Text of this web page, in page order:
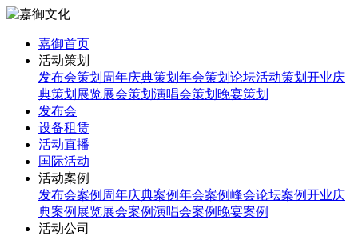
嘉御首页
活动策划
发布会策划 周年庆典策划 年会策划 论坛活动策划 开业庆
典策划 展览展会策划 演唱会策划 晚宴策划
发布会
设备租赁
活动直播
国际活动
活动案例
发布会案例 周年庆典案例年会案例峰会论坛案例开业庆
典案例 展览展会案例演唱会案例 晚宴案例
活动公司